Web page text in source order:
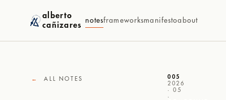
alberto
cañizares
notesframeworksmanifestoabout
← ALL NOTES
005
2026
· 05
·